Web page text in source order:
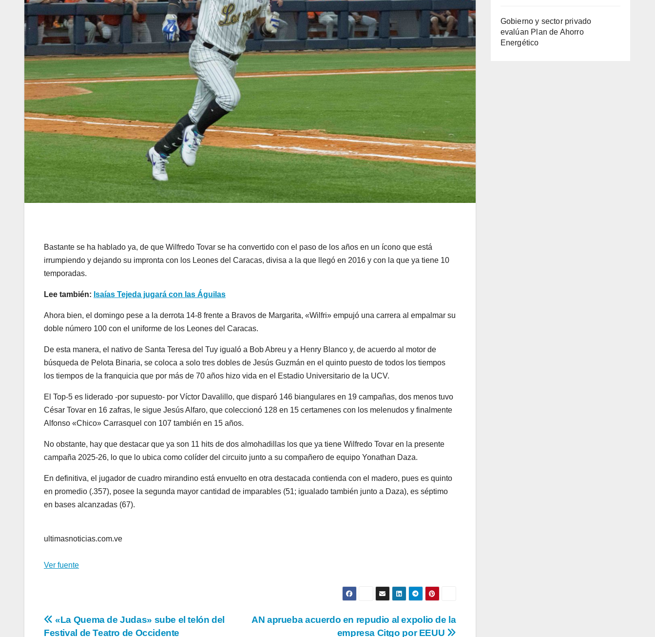
Bastante se ha hablado ya, de que Wilfredo Tovar se ha convertido con el paso de los años en un ícono que está
irrumpiendo y dejando su impronta con los Leones del Caracas, divisa a la que llegó en 2016 y con la que ya tiene 10
temporadas.
Lee también: Isaías Tejeda jugará con las Águilas
Ahora bien, el domingo pese a la derrota 14-8 frente a Bravos de Margarita, «Wilfri» empujó una carrera al empalmar su
doble número 100 con el uniforme de los Leones del Caracas.
De esta manera, el nativo de Santa Teresa del Tuy igualó a Bob Abreu y a Henry Blanco y, de acuerdo al motor de
búsqueda de Pelota Binaria, se coloca a solo tres dobles de Jesús Guzmán en el quinto puesto de todos los tiempos
los tiempos de la franquicia que por más de 70 años hizo vida en el Estadio Universitario de la UCV.
El Top-5 es liderado -por supuesto- por Víctor Davalillo, que disparó 146 biangulares en 19 campañas, dos menos tuvo
César Tovar en 16 zafras, le sigue Jesús Alfaro, que coleccionó 128 en 15 certamenes con los melenudos y finalmente
Alfonso «Chico» Carrasquel con 107 también en 15 años.
No obstante, hay que destacar que ya son 11 hits de dos almohadillas los que ya tiene Wilfredo Tovar en la presente
campaña 2025-26, lo que lo ubica como colíder del circuito junto a su compañero de equipo Yonathan Daza.
En definitiva, el jugador de cuadro mirandino está envuelto en otra destacada contienda con el madero, pues es quinto
en promedio (.357), posee la segunda mayor cantidad de imparables (51; igualado también junto a Daza), es séptimo
en bases alcanzadas (67).
ultimasnoticias.com.ve
Ver fuente
Navegación
AN aprueba acuerdo en repudio al expolio de la
empresa Citgo por EEUU
«La Quema de Judas» sube el telón del
Festival de Teatro de Occidente
Gobierno y sector privado
evalúan Plan de Ahorro
Energético